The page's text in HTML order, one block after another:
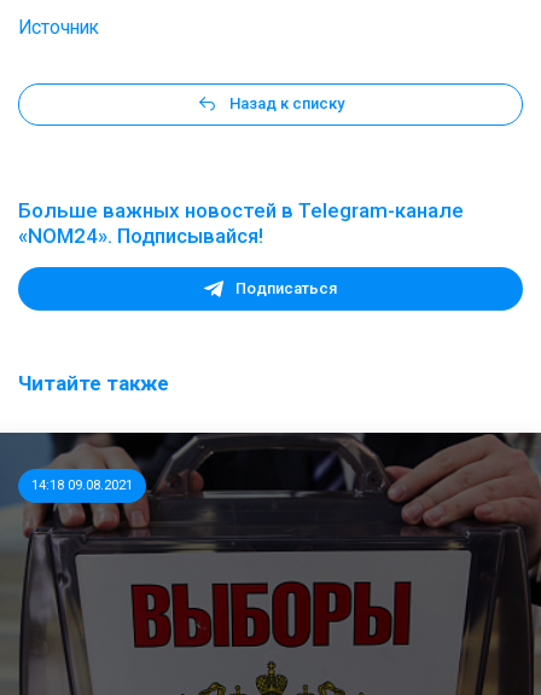
Источник
Назад к списку
Больше важных новостей в Telegram-канале
«NOM24». Подписывайся!
Подписаться
Читайте также
14:18 09.08.2021